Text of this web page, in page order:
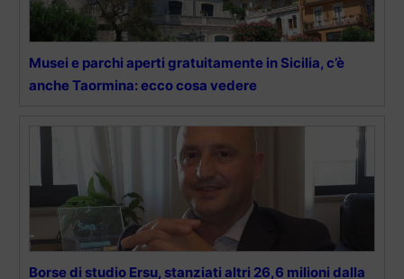
Musei e parchi aperti gratuitamente in Sicilia, c’è
anche Taormina: ecco cosa vedere
Borse di studio Ersu, stanziati altri 26,6 milioni dalla